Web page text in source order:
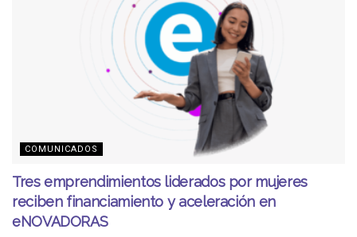
COMUNICADOS
Tres emprendimientos liderados por mujeres
reciben financiamiento y aceleración en
eNOVADORAS